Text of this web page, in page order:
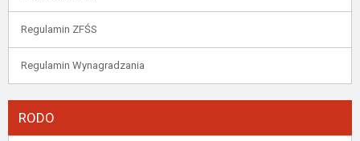
Regulamin ZFŚS
Regulamin Wynagradzania
RODO